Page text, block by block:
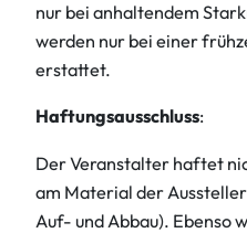
nur bei anhaltendem
werden nur bei einer
erstattet.
Haftungsausschluss:
Der Veranstalter haftet
am Material der
Auf- und Abbau). Ebenso